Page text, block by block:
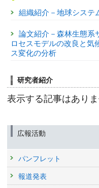
組織紹介－地球システ
論文紹介－森林生態系
ロセスモデルの改良と気
ス変化の分析
研究者紹介
表示する記事はあり
広報活動
パンフレット
報道発表